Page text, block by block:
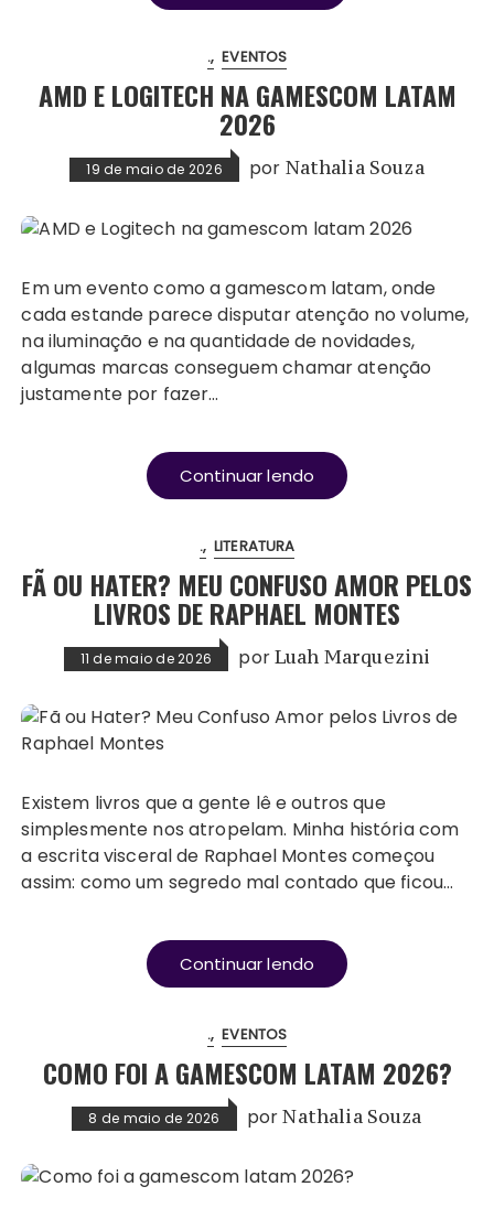
. EVENTOS
AMD E LOGITECH NA GAMESCOM LATAM
2026
19 de maio de 2026 por Nathalia Souza
Em um evento como a gamescom latam, onde
cada estande parece disputar atenção no volume,
na iluminação e na quantidade de novidades,
algumas marcas conseguem chamar atenção
justamente por fazer…
Continuar lendo
. LITERATURA
FÃ OU HATER? MEU CONFUSO AMOR PELOS
LIVROS DE RAPHAEL MONTES
11 de maio de 2026 porLuah Marquezini
Existem livros que a gente lê e outros que
simplesmente nos atropelam. Minha história com
a escrita visceral de Raphael Montes começou
assim: como um segredo mal contado que ficou…
Continuar lendo
. EVENTOS
COMO FOI A GAMESCOM LATAM 2026?
8 de maio de 2026 porNathalia Souza